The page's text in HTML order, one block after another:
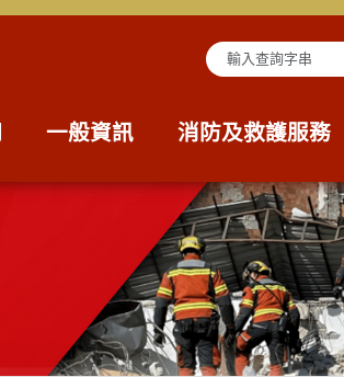
查詢字串
一般資訊 消防及救護服務